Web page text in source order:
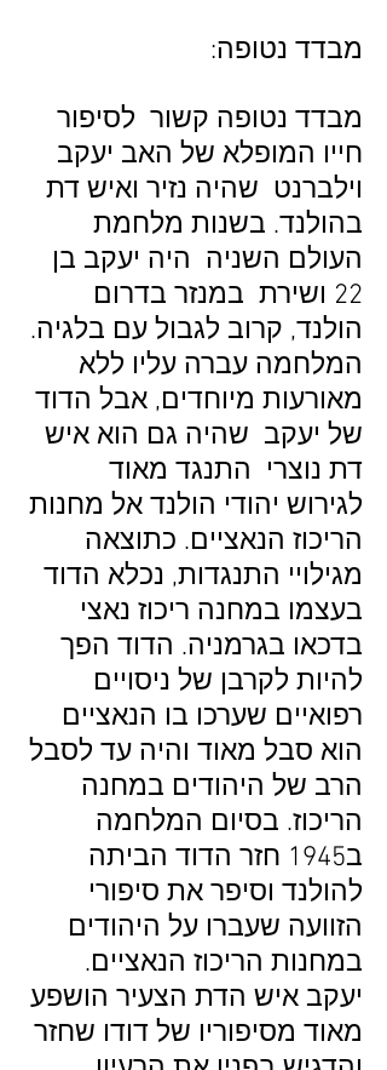
מבדד נטופה:
מבדד נטופה קשור לסיפור
חייו המופלא של האב יעקב
וילברנט שהיה נזיר ואיש דת
בהולנד. בשנות מלחמת
העולם השניה היה יעקב בן
22 ושירת במנזר בדרום
הולנד, קרוב לגבול עם בלגיה.
המלחמה עברה עליו ללא
מאורעות מיוחדים, אבל הדוד
של יעקב שהיה גם הוא איש
דת נוצרי התנגד מאוד
לגירוש יהודי הולנד אל מחנות
הריכוז הנאציים. כתוצאה
מגילויי התנגדות, נכלא הדוד
בעצמו במחנה ריכוז נאצי
בדכאו בגרמניה. הדוד הפך
להיות לקרבן של ניסויים
רפואיים שערכו בו הנאציים
הוא סבל מאוד והיה עד לסבל
הרב של היהודים במחנה
הריכוז. בסיום המלחמה
ב1945 חזר הדוד הביתה
להולנד וסיפר את סיפורי
הזוועה שעברו על היהודים
במחנות הריכוז הנאציים.
יעקב איש הדת הצעיר הושפע
מאוד מסיפוריו של דודו שחזר